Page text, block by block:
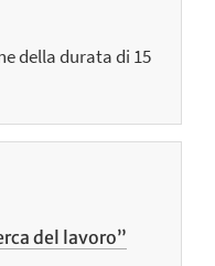
della durata di 15
del lavoro”